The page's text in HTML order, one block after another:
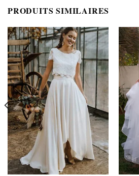
PRODUITS SIMILAIRES